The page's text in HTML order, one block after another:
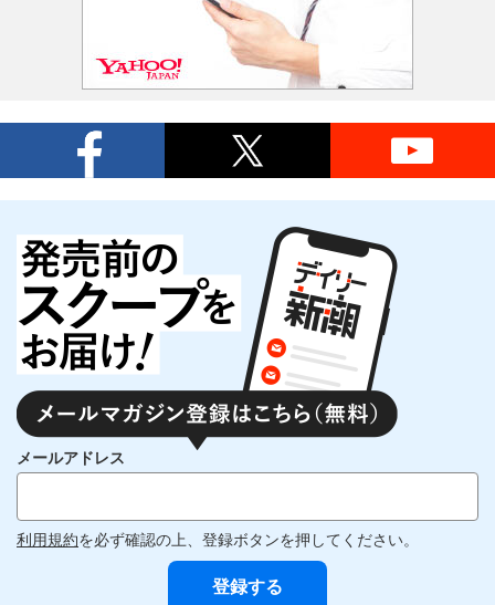
メールアドレス
利用規約を必ず確認の上、登録ボタンを押してください。